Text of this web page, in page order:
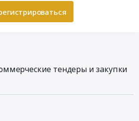
тендеры и закупки